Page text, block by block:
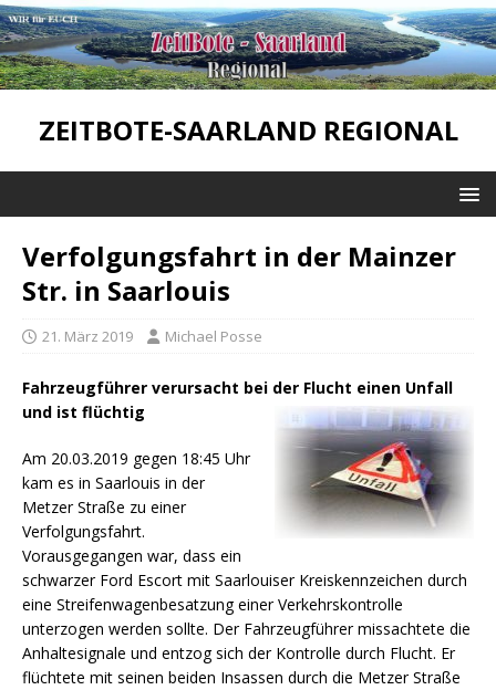
ZEITBOTE-SAARLAND REGIONAL
Verfolgungsfahrt in der Mainzer
Str. in Saarlouis
21. März 2019 Michael Posse
Fahrzeugführer verursacht bei der Flucht einen Unfall
und ist flüchtig
Am 20.03.2019 gegen 18:45 Uhr
kam es in Saarlouis in der
Metzer Straße zu einer
Verfolgungsfahrt.
Vorausgegangen war, dass ein
schwarzer Ford Escort mit Saarlouiser Kreiskennzeichen durch
eine Streifenwagenbesatzung einer Verkehrskontrolle
unterzogen werden sollte. Der Fahrzeugführer missachtete die
Anhaltesignale und entzog sich der Kontrolle durch Flucht. Er
flüchtete mit seinen beiden Insassen durch die Metzer Straße